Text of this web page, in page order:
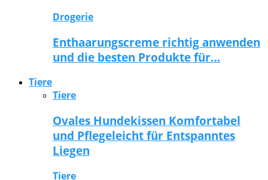
Drogerie
Enthaarungscreme richtig anwenden
und die besten Produkte für…
Tiere
Tiere
Ovales Hundekissen Komfortabel
und Pflegeleicht für Entspanntes
Liegen
Tiere